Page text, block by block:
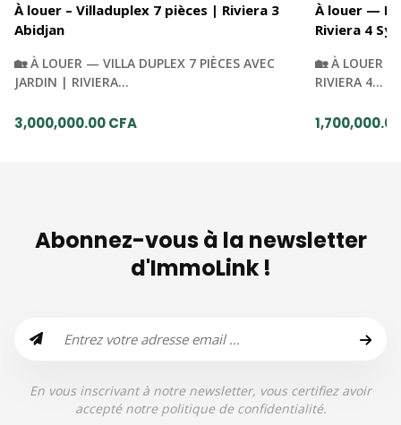
À louer – Villaduplex 7 pièces | Riviera 3
Abidjan
🏡 À LOUER — VILLA DUPLEX 7 PIÈCES AVEC
JARDIN | RIVIERA…
3,000,000.00 CFA
À louer —
Riviera 4
🏡 À LOUER —
RIVIERA 4…
Abonnez-vous à la newsletter
d'ImmoLink !
En vous inscrivant à notre newsletter, vous certifiez avoir
accepté notre politique de confidentialité.